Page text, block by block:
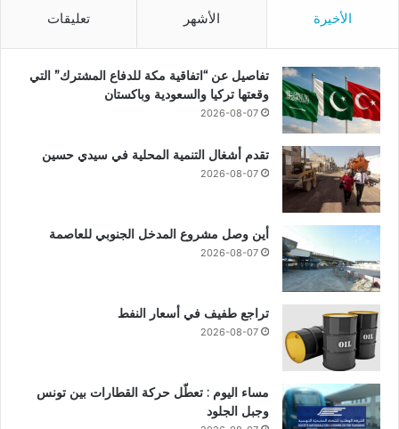
الأخيرة الأشهر تعليقات
تفاصيل عن “اتفاقية مكة للدفاع المشترك” التي
وقعتها تركيا والسعودية وباكستان
2026-08-07
تقدم أشغال التنمية المحلية في سيدي حسين
2026-08-07
أين وصل مشروع المدخل الجنوبي للعاصمة
2026-08-07
تراجع طفيف في أسعار النفط
2026-08-07
مساء اليوم : تعطّل حركة القطارات بين تونس
وجبل الجلود